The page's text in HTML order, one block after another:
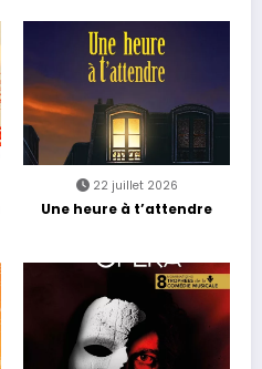
22 juillet 2026
Une heure à t’attendre